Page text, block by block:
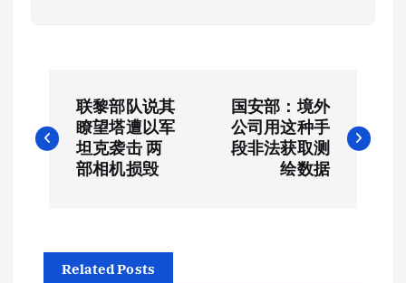
章
联黎部队说其
瞭望塔遭以军
坦克袭击 两
部相机损毁
国安部：境外
公司用这种手
段非法获取测
绘数据
Related Posts